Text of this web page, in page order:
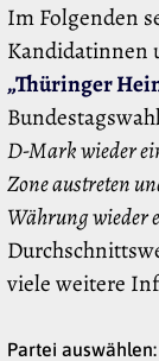
Im Folgenden
Kandidatinnen
„Thüringer
D-Mark wieder
Zone austreten
Währung wieder
viele weitere
Partei auswählen: